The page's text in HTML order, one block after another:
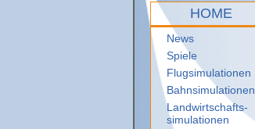
HOME
News
Spiele
Flugsimulationen
Bahnsimulationen
Landwirtschafts-
simulationen